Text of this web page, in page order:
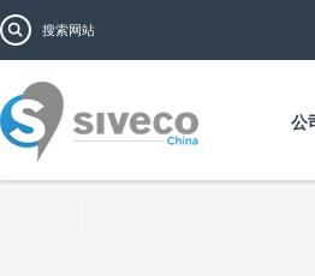
搜索表单
公